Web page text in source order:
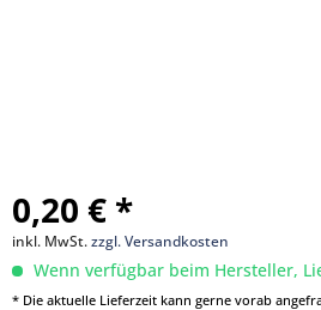
0,20 € *
inkl. MwSt.zzgl. Versandkosten
Wenn verfügbar beim Hersteller,
* Die aktuelle Lieferzeit kann gerne vorab